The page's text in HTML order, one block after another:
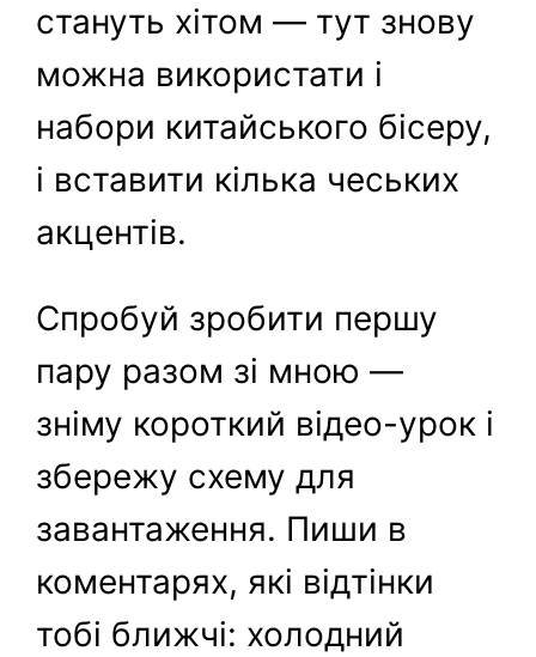
стануть хітом — тут знову
можна використати і
набори китайського бісеру,
і вставити кілька чеських
акцентів.
Спробуй зробити першу
пару разом зі мною —
зніму короткий відео-урок і
збережу схему для
завантаження. Пиши в
коментарях, які відтінки
тобі ближчі: холодний